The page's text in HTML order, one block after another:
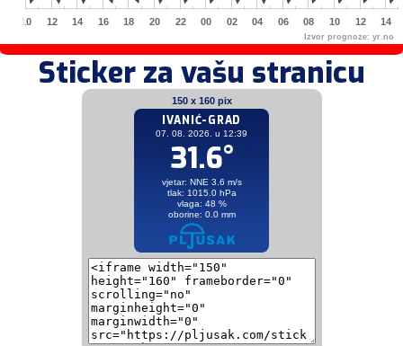
Izvor prognoze: yr.no
10 12 14 16 18 20 22 00 02 04 06 08 10 12 14
Sticker za vašu stranicu
150 x 160 pix